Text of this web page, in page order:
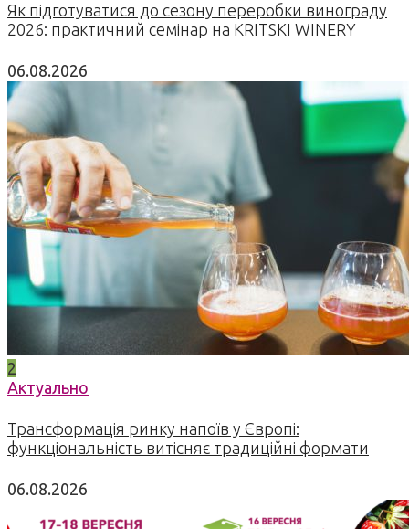
Як підготуватися до сезону переробки винограду
2026: практичний семінар на KRITSKI WINERY
06.08.2026
2
Актуально
Трансформація ринку напоїв у Європі:
функціональність витісняє традиційні формати
06.08.2026